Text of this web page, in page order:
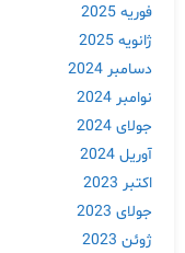
فوریه 2025
ژانویه 2025
دسامبر 2024
نوامبر 2024
جولای 2024
آوریل 2024
اکتبر 2023
جولای 2023
ژوئن 2023